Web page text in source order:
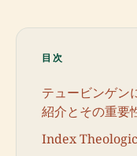
目次
テュービンゲ
紹介とその重要
Index